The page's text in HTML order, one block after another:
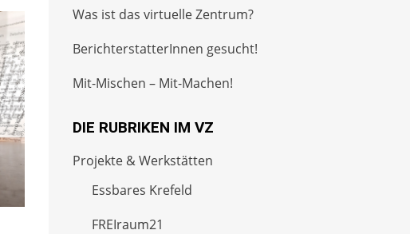
Was ist das virtuelle Zentrum?
BerichterstatterInnen gesucht!
Mit-Mischen – Mit-Machen!
DIE RUBRIKEN IM VZ
Projekte & Werkstätten
Essbares Krefeld
FREIraum21